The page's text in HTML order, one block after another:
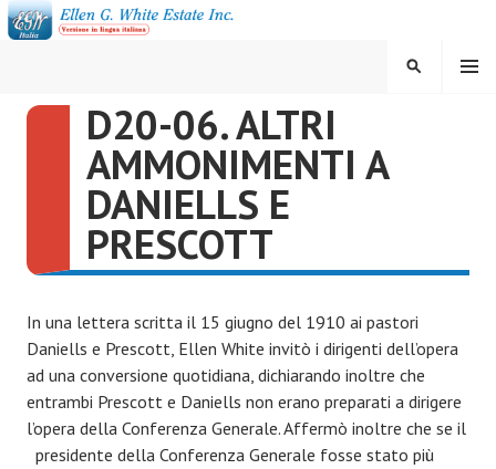
Vai
al
ELLEN G. WHITE ESTATE
INC.
MENU
CERCA
D20-06. ALTRI
AMMONIMENTI A
DANIELLS E
PRESCOTT
In una lettera scritta il 15 giugno del 1910 ai pastori
Daniells e Prescott, Ellen White invitò i dirigenti dell’opera
ad una conversione quotidiana, dichiarando inoltre che
entrambi Prescott e Daniells non erano preparati a dirigere
l’opera della Conferenza Generale. Affermò inoltre che se il
presidente della Conferenza Generale fosse stato più